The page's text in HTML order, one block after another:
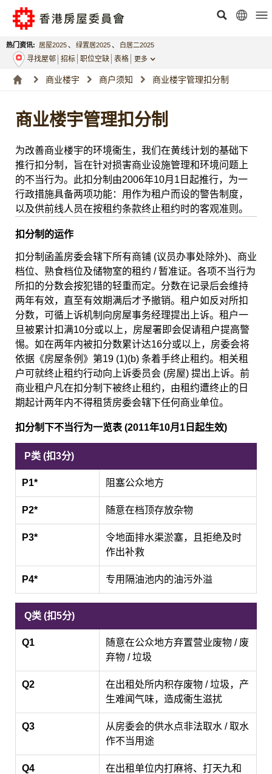
热门资讯: 居屋2025、 绿置居2025、 白居二2025
寻找屋邨 招标 职位空缺 表格 更多
商业楼宇 商户须知 商业楼宇管理扣分制
商业楼宇管理扣分制
为改善商业楼宇的环境衞生，我们在黄线计划的基础下
推行扣分制，旨在针对损害商业设施管理和环境问题上
的不当行为。此扣分制由2006年10月1日起推行，为一
行政措施具备两项功能：用作为租户而设的警告制度，
以及供前线人员在按租约条款终止租约时的客观准则。
扣分制的运作
扣分制函盖房委会辖下所有商铺 (议员办事处除外)、商业
档位、熟食档位及储物室的租约 / 暂准证。各项不当行为
所扣的分数会按犯错的轻重而定。分数在记录后会维持
两年有效，直至有效期满后才予撤销。租户如反对所扣
分数，可循上诉机制向房屋事务经理提出上诉。租户一
旦被累计扣满10分或以上，房屋署即会促请租户提高警
惕。如在两年内被扣分数累计达16分或以上，房委会将
依据《房屋条例》第19 (1)(b) 条着手终止租约。相关租
户可就终止租约行动向上诉委员会 (房屋) 提出上诉。前
商业租户凡在扣分制下被终止租约，由租约遭终止的日
期起计两年内不得租赁房委会辖下任何商业单位。
扣分制下不当行为一览表 (2011年10月1日起生效)
P类 (扣3分)
P1* 阻塞公众地方
P2* 随意在档顶存放杂物
P3*
令地面排水渠淤塞，且拒绝及时
作出补救
P4* 专用隔油池内的油污外溢
Q类 (扣5分)
Q1
随意在公众地方弃置营业废物 / 废
弃物 / 垃圾
Q2
在出租处所内积存废物 / 垃圾，产
生难闻气味，造成衞生滋扰
Q3
从房委会的供水点非法取水 / 取水
作不当用途
Q4
在出租单位内打麻将、打天九和